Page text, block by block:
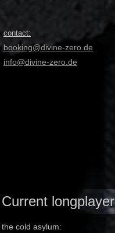
contact:
booking@divine-zero.de
info@divine-zero.de
Current longplayer
the cold asylum: